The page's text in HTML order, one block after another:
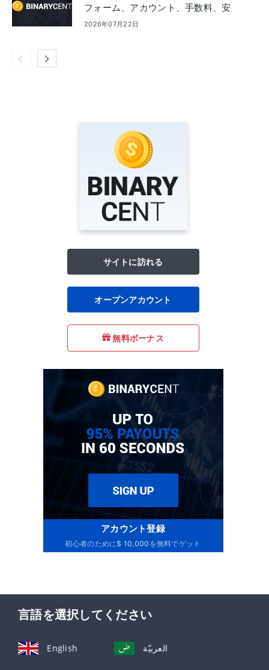
フォーム、アカウント、手数料、安
全性
2026年07月22日
サイトに訪れる
オープンアカウント
無料ボーナス
アカウント登録
初心者のために$ 10,000を無料でゲット
言語を選択してください
English العربيّة